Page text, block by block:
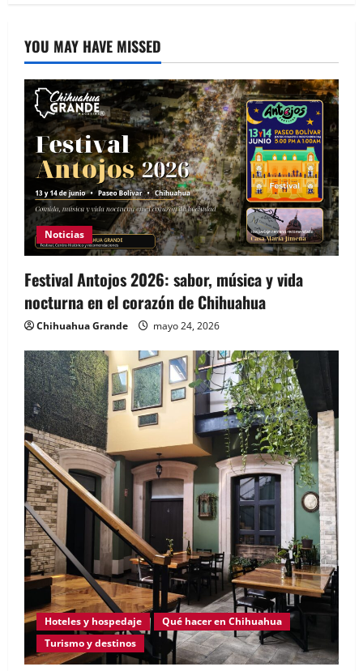
YOU MAY HAVE MISSED
Noticias
Festival Antojos 2026: sabor, música y vida
nocturna en el corazón de Chihuahua
Chihuahua Grande mayo 24, 2026
Hoteles y hospedaje
Qué hacer en Chihuahua
Turismo y destinos